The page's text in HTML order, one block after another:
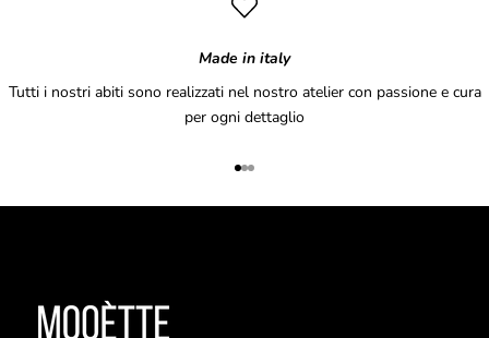
Made in italy
Tutti i nostri abiti sono realizzati nel nostro atelier con passione e cura
per ogni dettaglio
Vai all'articolo 1
Vai all'articolo 2
Vai all'articolo 3